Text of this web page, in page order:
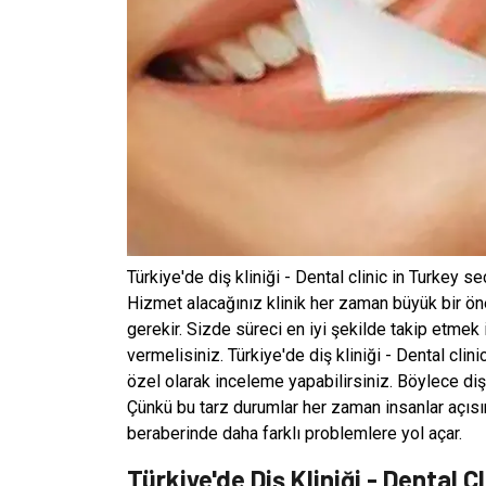
Türkiye'de diş kliniği - Dental clinic in Turkey
Hizmet alacağınız klinik her zaman büyük bir
gerekir. Sizde süreci en iyi şekilde takip etmek
vermelisiniz. Türkiye'de diş kliniği - Dental
özel olarak inceleme yapabilirsiniz. Böylece
Çünkü bu tarz durumlar her zaman insanlar
beraberinde daha farklı problemlere yol açar.
Türkiye'de Diş Kliniği - Dental